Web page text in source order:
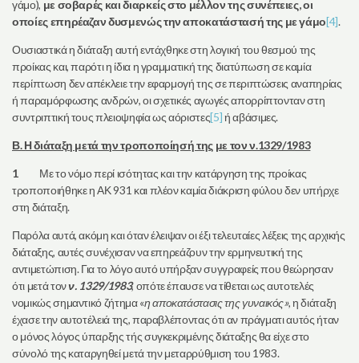
γάμο), με σοβαρές και διαρκείς στο μέλλον της συνέπειες, οι
οποίες επηρέαζαν δυσμενώς την αποκατάστασή της με γάμο[4].
Ουσιαστικά η διάταξη αυτή εντάχθηκε στη λογική του θεσμού της
προίκας και, παρότι η ίδια η γραμματική της διατύπωση σε καμία
περίπτωση δεν απέκλειε την εφαρμογή της σε περιπτώσεις αναπηρίας
ή παραμόρφωσης ανδρών, οι σχετικές αγωγές απορρίπτονταν στη
συντριπτική τους πλειοψηφία ως αόριστες[5]ή αβάσιμες.
Β. Η διάταξη μετά την τροποποίησή της με τον ν.1329/1983
1 Με το νόμο περί ισότητας και την κατάργηση της προίκας
τροποποιήθηκε η ΑΚ 931 και πλέον καμία διάκριση φύλου δεν υπήρχε
στη διάταξη.
Παρόλα αυτά, ακόμη και όταν έλειψαν οι έξι τελευταίες λέξεις της αρχικής
διάταξης, αυτές συνέχισαν να επηρεάζουν την ερμηνευτική της
αντιμετώπιση. Για το λόγο αυτό υπήρξαν συγγραφείς που θεώρησαν
ότι μετά τονν. 1329/1983, οπότε έπαυσε να τίθεται ως αυτοτελές
νομικώς σημαντικό ζήτημα «η αποκατάστασις της γυναικός», η διάταξη
έχασε την αυτοτέλειά της, παραβλέποντας ότι αν πράγματι αυτός ήταν
ο μόνος λόγος ύπαρξης τής συγκεκριμένης διάταξης θα είχε στο
σύνολό της καταργηθεί μετά την μεταρρύθμιση του 1983.